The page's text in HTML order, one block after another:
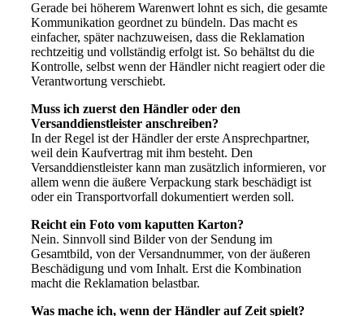
Gerade bei höherem Warenwert lohnt es sich, die gesamte
Kommunikation geordnet zu bündeln. Das macht es
einfacher, später nachzuweisen, dass die Reklamation
rechtzeitig und vollständig erfolgt ist. So behältst du die
Kontrolle, selbst wenn der Händler nicht reagiert oder die
Verantwortung verschiebt.
Muss ich zuerst den Händler oder den
Versanddienstleister anschreiben?
In der Regel ist der Händler der erste Ansprechpartner,
weil dein Kaufvertrag mit ihm besteht. Den
Versanddienstleister kann man zusätzlich informieren, vor
allem wenn die äußere Verpackung stark beschädigt ist
oder ein Transportvorfall dokumentiert werden soll.
Reicht ein Foto vom kaputten Karton?
Nein. Sinnvoll sind Bilder von der Sendung im
Gesamtbild, von der Versandnummer, von der äußeren
Beschädigung und vom Inhalt. Erst die Kombination
macht die Reklamation belastbar.
Was mache ich, wenn der Händler auf Zeit spielt?